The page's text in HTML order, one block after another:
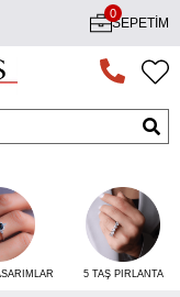
SEPETIM
0
5 TAŞ PIRLANTA